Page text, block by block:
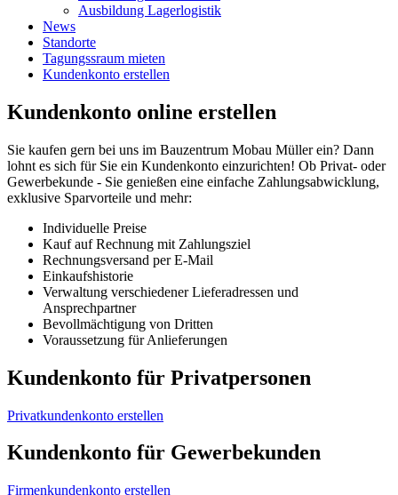
Ausbildung Lagerlogistik
News
Standorte
Tagungssraum mieten
Kundenkonto erstellen
Kundenkonto online erstellen
Sie kaufen gern bei uns im Bauzentrum Mobau Müller ein? Dann
lohnt es sich für Sie ein Kundenkonto einzurichten! Ob Privat- oder
Gewerbekunde - Sie genießen eine einfache Zahlungsabwicklung,
exklusive Sparvorteile und mehr:
Individuelle Preise
Kauf auf Rechnung mit Zahlungsziel
Rechnungsversand per E-Mail
Einkaufshistorie
Verwaltung verschiedener Lieferadressen und
Ansprechpartner
Bevollmächtigung von Dritten
Voraussetzung für Anlieferungen
Kundenkonto für Privatpersonen
Privatkundenkonto erstellen
Kundenkonto für Gewerbekunden
Firmenkundenkonto erstellen